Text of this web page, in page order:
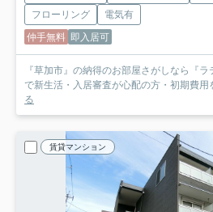
フローリング
電気有
仲手無料 即入居可
『草加市』の納得のお部屋さがしなら『
で新生活・入居審査が心配の方・初期費用
る
賃貸マンション